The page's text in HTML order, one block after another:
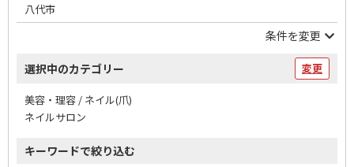
八代市
条件を変更
選択中のカテゴリー 変更
美容・理容 / ネイル(爪)
ネイルサロン
キーワードで絞り込む